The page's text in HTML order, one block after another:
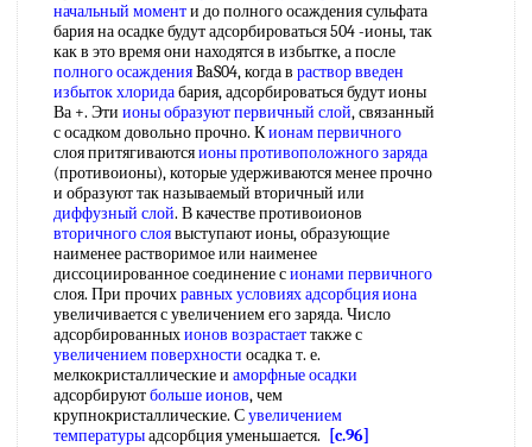
начальный моменти до полного осаждения сульфата
бария на осадке будут адсорбироваться 504 -ионы, так
как в это время они находятся в избытке, а после
полного осажденияBaS04, когда в раствор введен
избыток хлоридабария, адсорбироваться будут ионы
Ва +. Эти ионы образуютпервичный слой, связанный
с осадком довольно прочно. Кионам первичного
слоя притягиваютсяионы противоположного заряда
(противоионы), которые удерживаются менее прочно
и образуют так называемый вторичный или
диффузный слой. В качестве противоионов
вторичного слоявыступают ионы, образующие
наименее растворимое или наименее
диссоциированное соединение сионами первичного
слоя. При прочихравных условияхадсорбция иона
увеличивается с увеличением его заряда. Число
адсорбированныхионов возрастаеттакже с
увеличением поверхности осадка т. е.
мелкокристаллические и аморфные осадки
адсорбируютбольше ионов, чем
крупнокристаллические. Сувеличением
температурыадсорбция уменьшается. [c.96]